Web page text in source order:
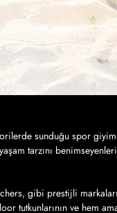
sunduğu spor
tarzını
gibi prestijli
tutkunlarının ve hem